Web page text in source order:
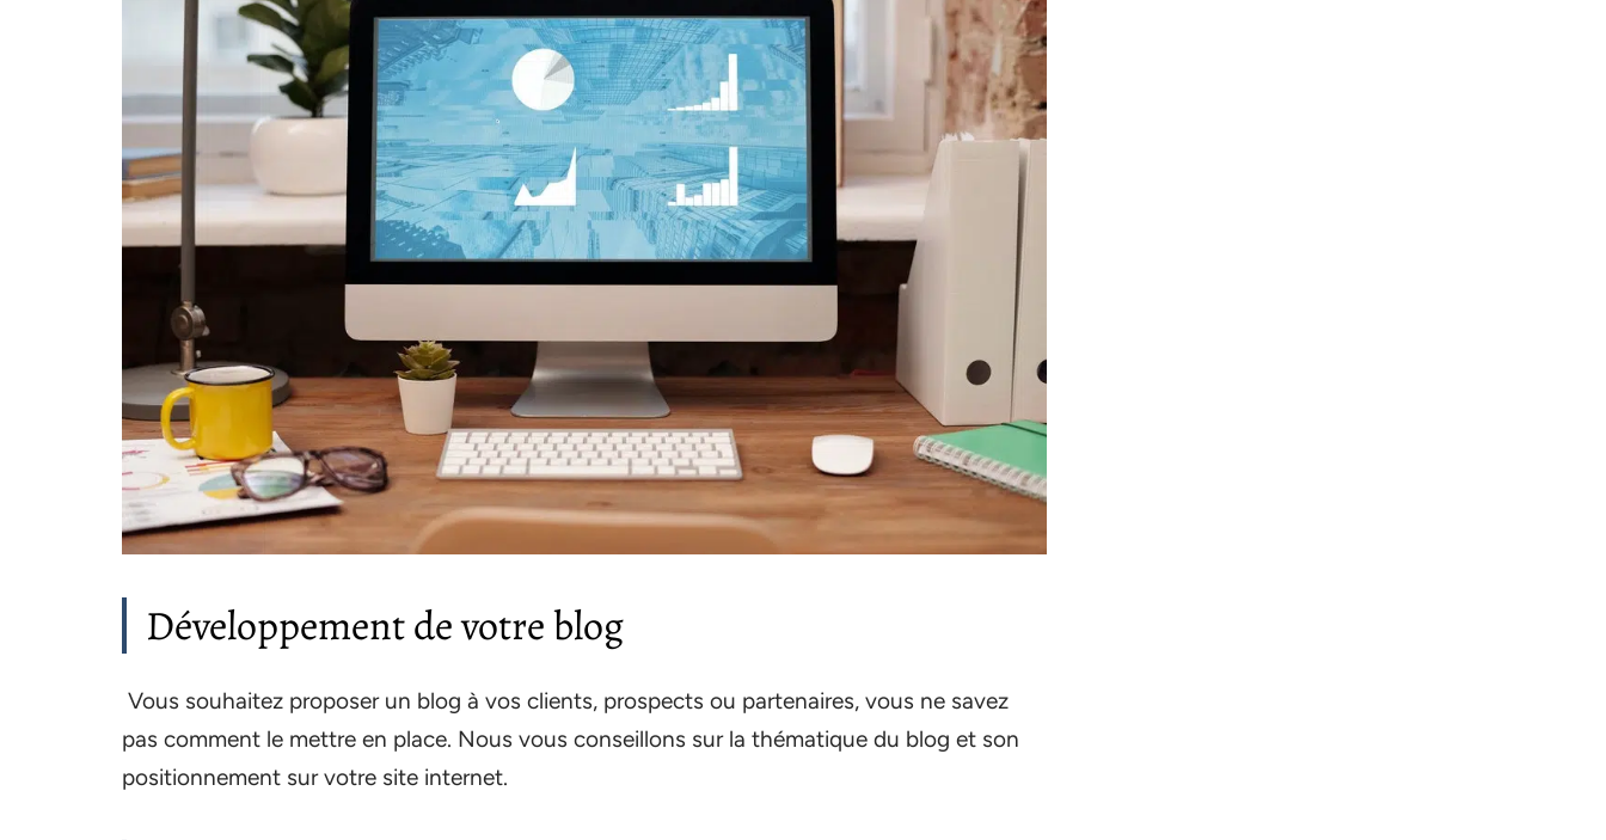
Développement de votre blog
Vous souhaitez proposer un blog à vos clients, prospects ou partenaires, vous ne savez
pas comment le mettre en place. Nous vous conseillons sur la thématique du blog et son
positionnement sur votre site internet.